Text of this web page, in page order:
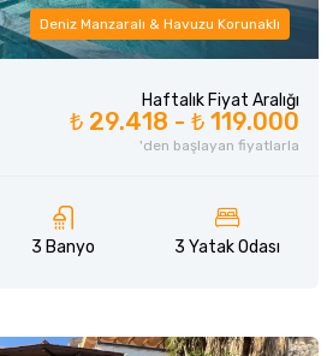
Deniz Manzaralı & Havuzu Korunaklı
Haftalık Fiyat Aralığı
₺ 29.418 - ₺ 119.000
'den başlayan fiyatlarla
3 Banyo 3 Yatak Odası